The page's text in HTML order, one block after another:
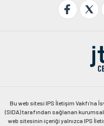
Bu web sitesi IPS İletişim Vakfı'na
(SIDA) tarafından sağlanan
web sitesinin içeriği yalnızca IPS